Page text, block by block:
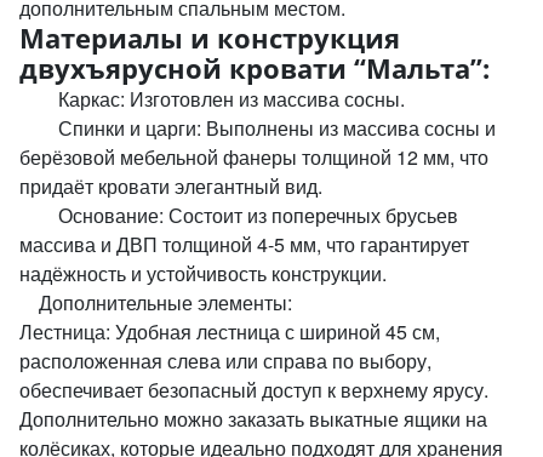
дополнительным спальным местом.
Материалы и конструкция
двухъярусной кровати “Мальта”:
Каркас: Изготовлен из массива сосны.
Спинки и царги: Выполнены из массива сосны и
берёзовой мебельной фанеры толщиной 12 мм, что
придаёт кровати элегантный вид.
Основание: Состоит из поперечных брусьев
массива и ДВП толщиной 4-5 мм, что гарантирует
надёжность и устойчивость конструкции.
Дополнительные элементы:
Лестница: Удобная лестница с шириной 45 см,
расположенная слева или справа по выбору,
обеспечивает безопасный доступ к верхнему ярусу.
Дополнительно можно заказать выкатные ящики на
колёсиках, которые идеально подходят для хранения